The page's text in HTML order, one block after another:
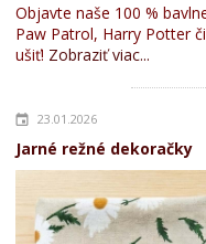
Objavte naše 100 %
Paw Patrol, Harry Potter
ušiť! Zobraziť viac...
23.01.2026
Jarné režné dekoračky